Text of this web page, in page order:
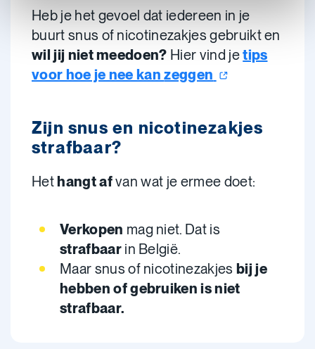
Heb je het gevoel dat iedereen in je
buurt snus of nicotinezakjes gebruikt en
wil jij niet meedoen? Hier vind jetips
voor hoe je nee kanzeggen
Zijn snus en nicotinezakjes
strafbaar?
Hethangt afvan wat je ermee doet:
Verkopen mag niet. Dat is
strafbaar in België.
Maar snus of nicotinezakjes bij je
hebben of gebruiken is niet
strafbaar.